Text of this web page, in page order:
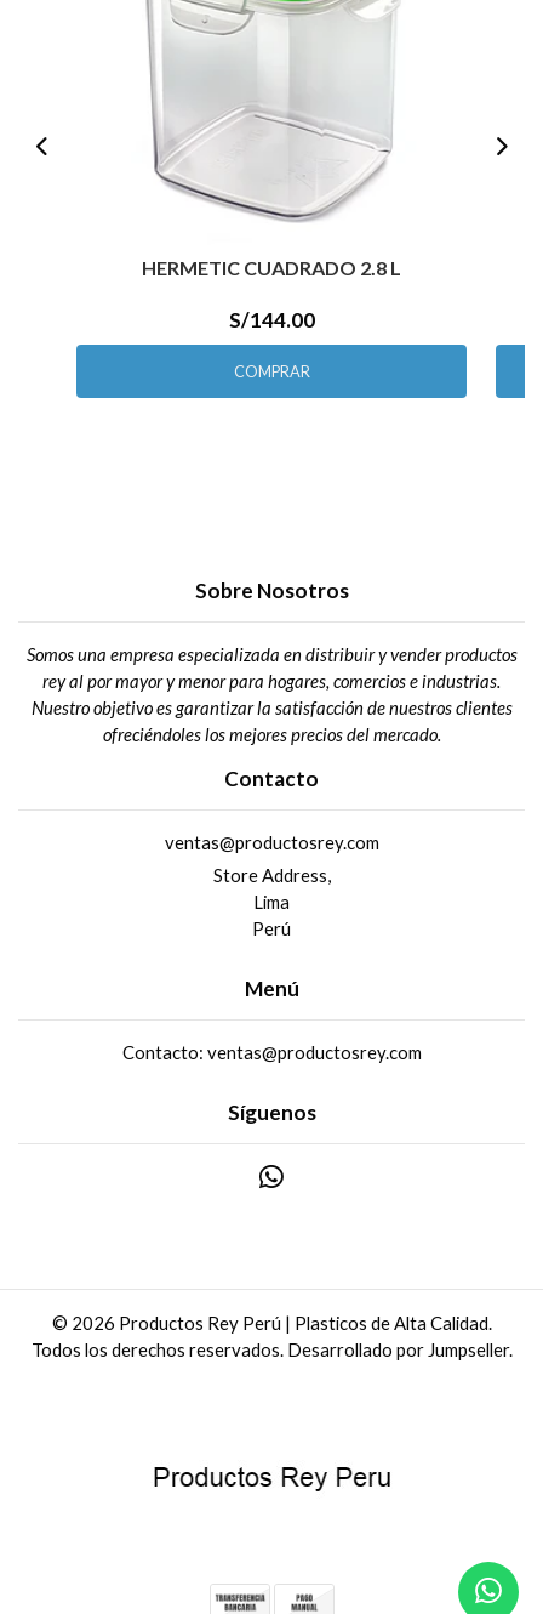
HERMETIC CUADRADO 2.8 L
S/144.00
COMPRAR
Sobre Nosotros
Somos una empresa especializada en distribuir y vender productos
rey al por mayor y menor para hogares, comercios e industrias.
Nuestro objetivo es garantizar la satisfacción de nuestros clientes
ofreciéndoles los mejores precios del mercado.
Contacto
ventas@productosrey.com
Store Address,
Lima
Perú
Menú
Contacto: ventas@productosrey.com
Síguenos
© 2026 Productos Rey Perú | Plasticos de Alta Calidad.
Todos los derechos reservados. Desarrollado por Jumpseller.